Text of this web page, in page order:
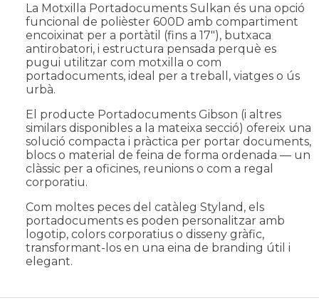
La Motxilla Portadocuments Sulkan és una opció
funcional de polièster 600D amb compartiment
encoixinat per a portàtil (fins a 17″), butxaca
antirobatori, i estructura pensada perquè es
pugui utilitzar com motxilla o com
portadocuments, ideal per a treball, viatges o ús
urbà.
El producte Portadocuments Gibson (i altres
similars disponibles a la mateixa secció) ofereix una
solució compacta i pràctica per portar documents,
blocs o material de feina de forma ordenada — un
clàssic per a oficines, reunions o com a regal
corporatiu.
Com moltes peces del catàleg Styland, els
portadocuments es poden personalitzar amb
logotip, colors corporatius o disseny gràfic,
transformant-los en una eina de branding útil i
elegant.